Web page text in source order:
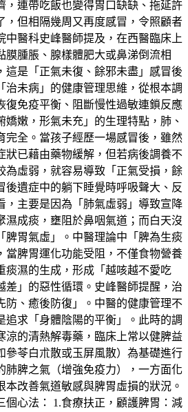
，連帶吃飯也變得胃口缺缺、拖延許
，但相隔幾周又再度感冒，令照顧者
中醫科史峰醫師提及，在西醫臨床上
膜腫脹、腺樣體肥大或鼻涕倒流相
這是「正氣未復、餘邪未盡」感冒後
治未病」的健康管理思維，從根本調
復免疫平衡、阻斷慢性過敏連鎖反應
嬌嫩，形氣未充」的生理特點，肺、
完全。當孩子經歷一場感冒後，雖然
狀已藉由藥物緩解，但若病後調養不
為虛弱，就容易導致「正氣受損，餘
後遺症中的躺下睡覺時呼吸聲大、反
，主要是因為「肺氣虛弱」導致宣降
濕成痰，壅阻於鼻咽氣道；而白天沒
脾胃氣虛」。中醫理論中「脾為生痰
當脾胃運化功能受阻，不僅食物營養
痰濕的生成，形成「越咳越不愛吃
差」的惡性循環。史峰醫師提醒，治
防、癒後防復」。中醫的健康管理不
追求「身體陰陽的平衡」。此時的調
涼的清熱解毒藥，臨床上常以健脾益
參苓白朮散或玉屏風散）為基礎進行
肺脾之氣（增強免疫力），一方面化
本改善氣道敏感與脾胃虛損的狀況。
個心法： 1.食療扶正，顧護脾胃：減